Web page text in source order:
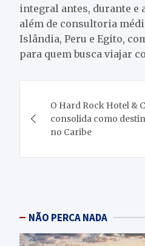
integral antes, durante e
além de consultoria
Islândia, Peru e Egito,
para quem busca viajar
de
Post
O Hard Rock Hotel &
consolida como
no Caribe
NÃO PERCA NADA